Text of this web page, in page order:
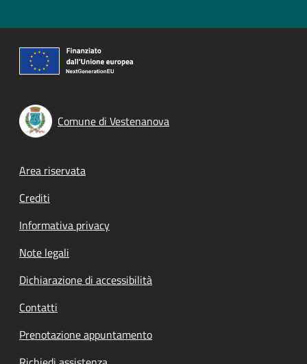
Comune di Vestenanova
Footer menu
Area riservata
Crediti
Informativa privacy
Note legali
Dichiarazione di accessibilità
Contatti
Prenotazione appuntamento